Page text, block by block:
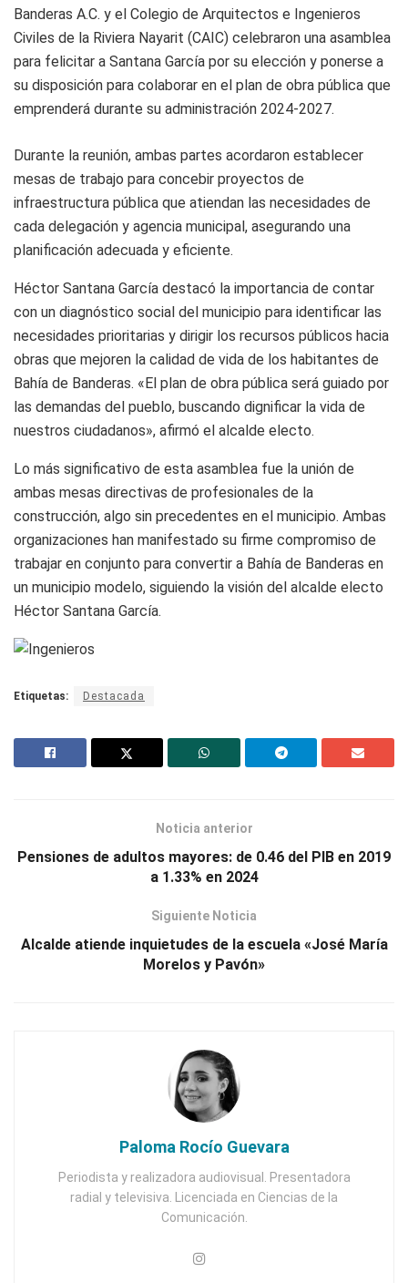
Banderas A.C. y el Colegio de Arquitectos e Ingenieros
Civiles de la Riviera Nayarit (CAIC) celebraron una asamblea
para felicitar a Santana García por su elección y ponerse a
su disposición para colaborar en el plan de obra pública que
emprenderá durante su administración 2024-2027.
Durante la reunión, ambas partes acordaron establecer
mesas de trabajo para concebir proyectos de
infraestructura pública que atiendan las necesidades de
cada delegación y agencia municipal, asegurando una
planificación adecuada y eficiente.
Héctor Santana García destacó la importancia de contar
con un diagnóstico social del municipio para identificar las
necesidades prioritarias y dirigir los recursos públicos hacia
obras que mejoren la calidad de vida de los habitantes de
Bahía de Banderas. «El plan de obra pública será guiado por
las demandas del pueblo, buscando dignificar la vida de
nuestros ciudadanos», afirmó el alcalde electo.
Lo más significativo de esta asamblea fue la unión de
ambas mesas directivas de profesionales de la
construcción, algo sin precedentes en el municipio. Ambas
organizaciones han manifestado su firme compromiso de
trabajar en conjunto para convertir a Bahía de Banderas en
un municipio modelo, siguiendo la visión del alcalde electo
Héctor Santana García.
Etiquetas: Destacada
Noticia anterior
Pensiones de adultos mayores: de 0.46 del PIB en 2019
a 1.33% en 2024
Siguiente Noticia
Alcalde atiende inquietudes de la escuela «José María
Morelos y Pavón»
Paloma Rocío Guevara
Periodista y realizadora audiovisual. Presentadora
radial y televisiva. Licenciada en Ciencias de la
Comunicación.